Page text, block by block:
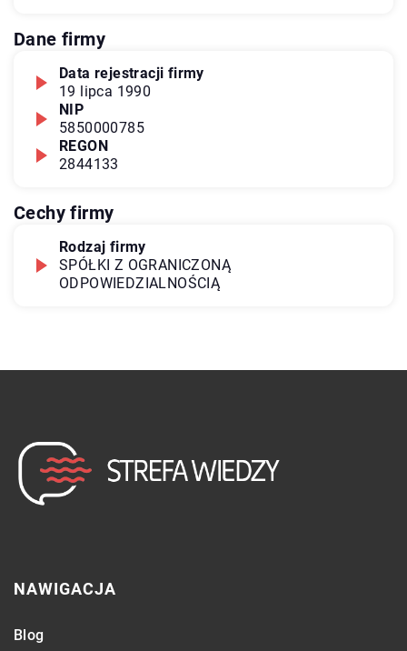
Dane firmy
Data rejestracji firmy
19 lipca 1990
NIP
5850000785
REGON
2844133
Cechy firmy
Rodzaj firmy
SPÓŁKI Z OGRANICZONĄ
ODPOWIEDZIALNOŚCIĄ
NAWIGACJA
Blog